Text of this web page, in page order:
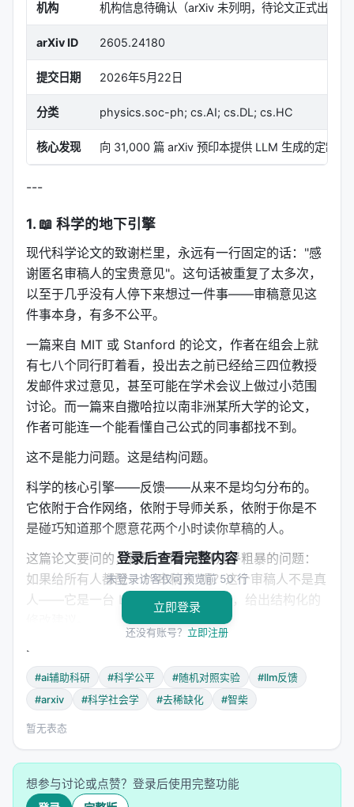
机构 机构信息待确认（arXiv 未列明，待论文正式出版补
arXiv ID 2605.24180
提交日期 2026年5月22日
分类 physics.soc-ph; cs.AI; cs.DL; cs.HC
核心发现 向 31,000 篇 arXiv 预印本提供 LLM 生成的定制化
---
1. 📖 科学的地下引擎
现代科学论文的致谢栏里，永远有一行固定的话："感
谢匿名审稿人的宝贵意见"。这句话被重复了太多次，
以至于几乎没有人停下来想过一件事——审稿意见这
件事本身，有多不公平。
一篇来自 MIT 或 Stanford 的论文，作者在组会上就
有七八个同行盯着看，投出去之前已经给三四位教授
发邮件求过意见，甚至可能在学术会议上做过小范围
讨论。而一篇来自撒哈拉以南非洲某所大学的论文，
作者可能连一个能看懂自己公式的同事都找不到。
这不是能力问题。这是结构问题。
科学的核心引擎——反馈——从来不是均匀分布的。
它依附于合作网络，依附于导师关系，依附于你是不
是碰巧知道那个愿意花两个小时读你草稿的人。
这篇论文要问的，就是一个朴素到几乎粗暴的问题：
如果给所有人都配一个"审稿人"呢？这个审稿人不是真
人——它是一台 LLM，读过你的论文，给出结构化的
---
2. 🔬 实验的尺度
研究者从 arXiv 上选取了超过 31,000 篇预印本，横跨
150 个学科领域，涉及 45,000 多位研究者，覆盖
133 个国家与地区。他们把这些论文随机分成两组
登录后查看完整内容
未登录访客仅可预览前 50 行
立即登录
还没有账号？ 立即注册
#ai辅助科研 #科学公平 #随机对照实验
#llm反馈
#arxiv
#科学社会学 #去稀缺化 #智柴
暂无表态
想参与讨论或点赞？登录后使用完整功能